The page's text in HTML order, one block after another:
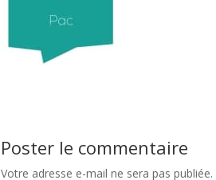
Poster le commentaire
Votre adresse e-mail ne sera pas publiée.